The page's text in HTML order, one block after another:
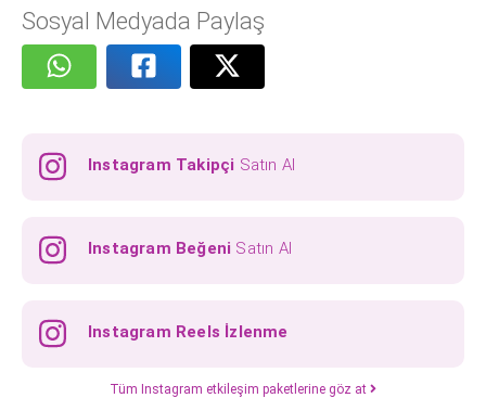
Sosyal Medyada Paylaş
Instagram Takipçi Satın Al
Instagram Beğeni Satın Al
Instagram Reels İzlenme
Tüm Instagram etkileşim paketlerine göz at